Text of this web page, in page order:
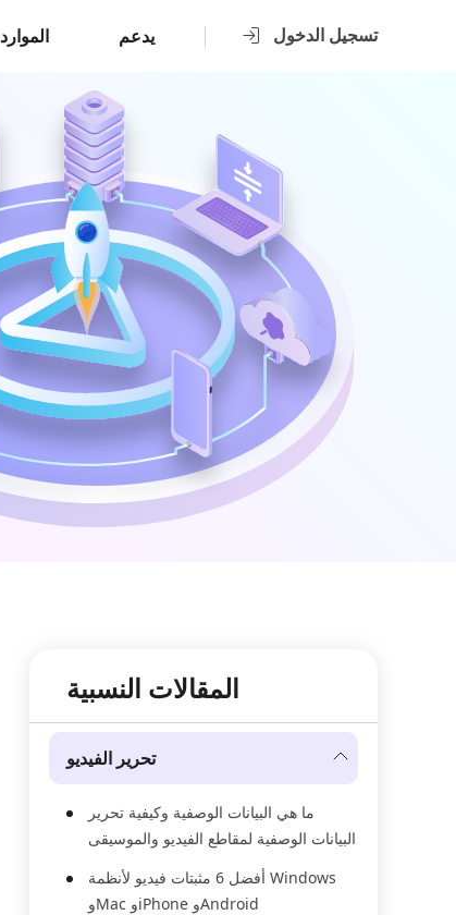
تسجيل الدخول الموارد يدعم
المقالات النسبية
تحرير الفيديو
ما هي البيانات الوصفية وكيفية تحرير
البيانات الوصفية لمقاطع الفيديو والموسيقى
أفضل 6 مثبتات فيديو لأنظمة Windows
وMac وiPhone وAndroid